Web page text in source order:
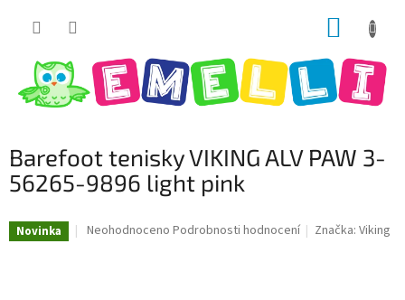
Barefoot tenisky VIKING ALV PAW 3-
56265-9896 light pink
Novinka
Průměrné
Neohodnoceno Podrobnosti hodnocení Značka:Viking